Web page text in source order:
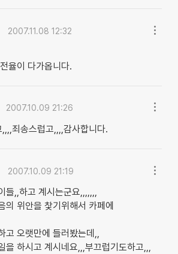
2007.11.08 12:32
율이 다가옵니다.
2007.10.09 21:26
죄송스럽고,,,,감사합니다.
2007.10.09 21:19
들,,하고 계시는군요,,,,,,,
의 위안을 찿기위해서 카페에
고 오랫만에 들러봤는데,,
을 하시고 계시네요,,,부끄럽기도하고,,,